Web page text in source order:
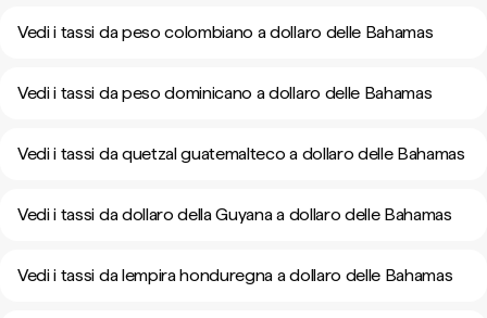
Vedi i tassi da peso colombiano a dollaro delle Bahamas
Vedi i tassi da peso dominicano a dollaro delle Bahamas
Vedi i tassi da quetzal guatemalteco a dollaro delle Bahamas
Vedi i tassi da dollaro della Guyana a dollaro delle Bahamas
Vedi i tassi da lempira honduregna a dollaro delle Bahamas